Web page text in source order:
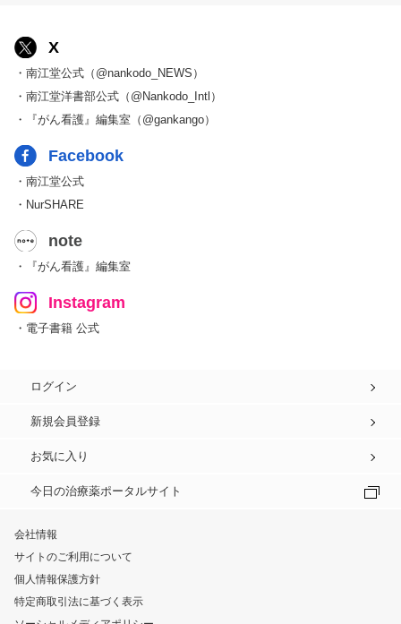
X
・南江堂公式（@nankodo_NEWS）
・南江堂洋書部公式（@Nankodo_Intl）
・『がん看護』編集室（@gankango）
Facebook
・南江堂公式
・NurSHARE
note
・『がん看護』編集室
Instagram
・電子書籍 公式
ログイン
新規会員登録
お気に入り
今日の治療薬ポータルサイト
会社情報
サイトのご利用について
個人情報保護方針
特定商取引法に基づく表示